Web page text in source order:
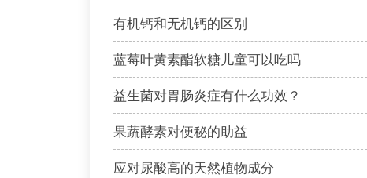
有机钙和无机钙的区别
蓝莓叶黄素酯软糖儿童可以吃吗
益生菌对胃肠炎症有什么功效？
果蔬酵素对便秘的助益
应对尿酸高的天然植物成分